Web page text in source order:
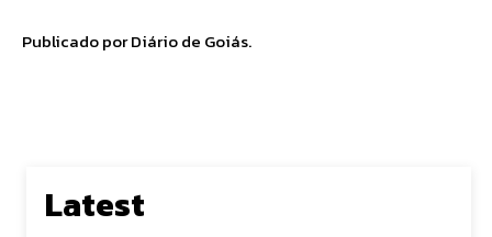
Publicado por Diário de Goiás.
Latest